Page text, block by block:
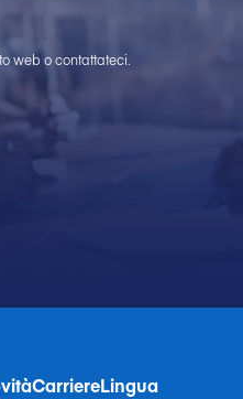
web o contattateci.
CarriereLingua